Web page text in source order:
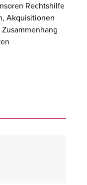
Rechtshilfe
Akquisitionen